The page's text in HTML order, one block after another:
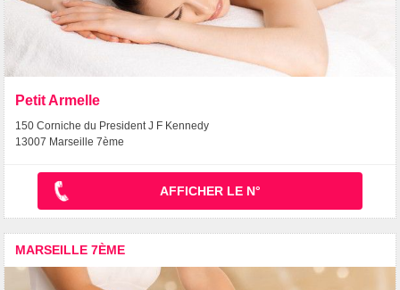
Petit Armelle
150 Corniche du President J F Kennedy
13007 Marseille 7ème
AFFICHER LE N°
MARSEILLE 7ÈME